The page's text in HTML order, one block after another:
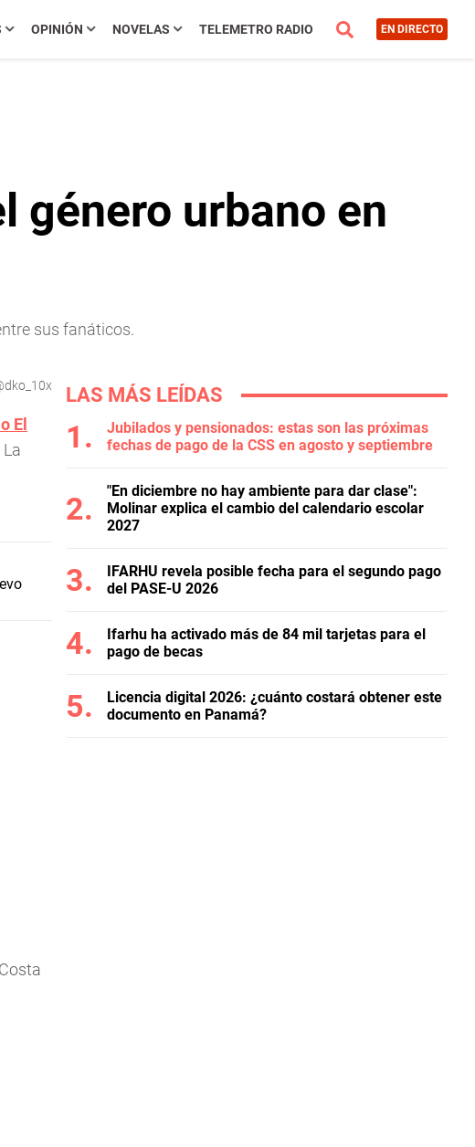
OPINIÓN NOVELAS TELEMETRO RADIO EN DIRECTO
género urbano en
sus fanáticos.
El
LAS MÁS LEÍDAS
Jubilados y pensionados: estas son las próximas
fechas de pago de la CSS en agosto y septiembre
"En diciembre no hay ambiente para dar clase":
Molinar explica el cambio del calendario escolar
2027
IFARHU revela posible fecha para el segundo pago
del PASE-U 2026
Ifarhu ha activado más de 84 mil tarjetas para el
pago de becas
Licencia digital 2026: ¿cuánto costará obtener este
documento en Panamá?